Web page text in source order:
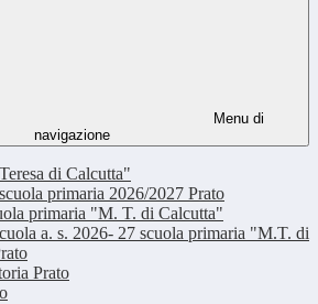
Menu di
navigazione
di Calcutta"
primaria 2026/2027 Prato
primaria "M. T. di Calcutta"
a. s. 2026- 27 scuola primaria "M.T. di
Prato